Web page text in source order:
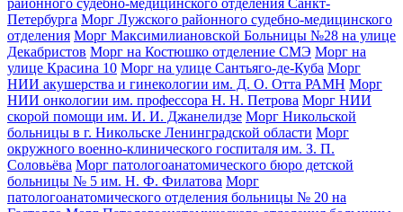
районного судебно-медицинского отделения Санкт-
Петербурга Морг Лужского районного судебно-медицинского
отделения Морг Максимилиановской Больницы №28 на улице
Декабристов Морг на Костюшко отделение СМЭ Морг на
улице Красина 10 Морг на улице Сантьяго-де-Куба Морг
НИИ акушерства и гинекологии им. Д. О. Отта РАМН Морг
НИИ онкологии им. профессора Н. Н. Петрова Морг НИИ
скорой помощи им. И. И. Джанелидзе Морг Никольской
больницы в г. Никольске Ленинградской области Морг
окружного военно-клинического госпиталя им. З. П.
Соловьёва Морг патологоанатомического бюро детской
больницы № 5 им. Н. Ф. Филатова Морг
патологоанатомического отделения больницы № 20 на